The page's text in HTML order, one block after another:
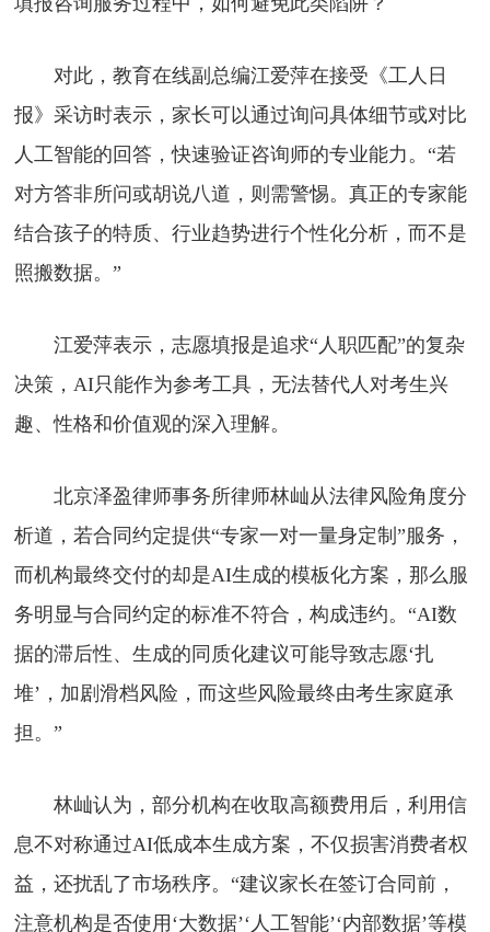
对此，教育在线副总编江爱萍在接受《工人日
报》采访时表示，家长可以通过询问具体细节或对比
人工智能的回答，快速验证咨询师的专业能力。“若
对方答非所问或胡说八道，则需警惕。真正的专家能
结合孩子的特质、行业趋势进行个性化分析，而不是
照搬数据。”
江爱萍表示，志愿填报是追求“人职匹配”的复杂
决策，AI只能作为参考工具，无法替代人对考生兴
趣、性格和价值观的深入理解。
北京泽盈律师事务所律师林屾从法律风险角度分
析道，若合同约定提供“专家一对一量身定制”服务，
而机构最终交付的却是AI生成的模板化方案，那么服
务明显与合同约定的标准不符合，构成违约。“AI数
据的滞后性、生成的同质化建议可能导致志愿‘扎
堆’，加剧滑档风险，而这些风险最终由考生家庭承
担。”
林屾认为，部分机构在收取高额费用后，利用信
息不对称通过AI低成本生成方案，不仅损害消费者权
益，还扰乱了市场秩序。“建议家长在签订合同前，
注意机构是否使用‘大数据’‘人工智能’‘内部数据’等模